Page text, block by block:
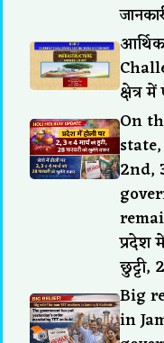
क्षेत्र
On
2nd,
प्रदेश
Big
in